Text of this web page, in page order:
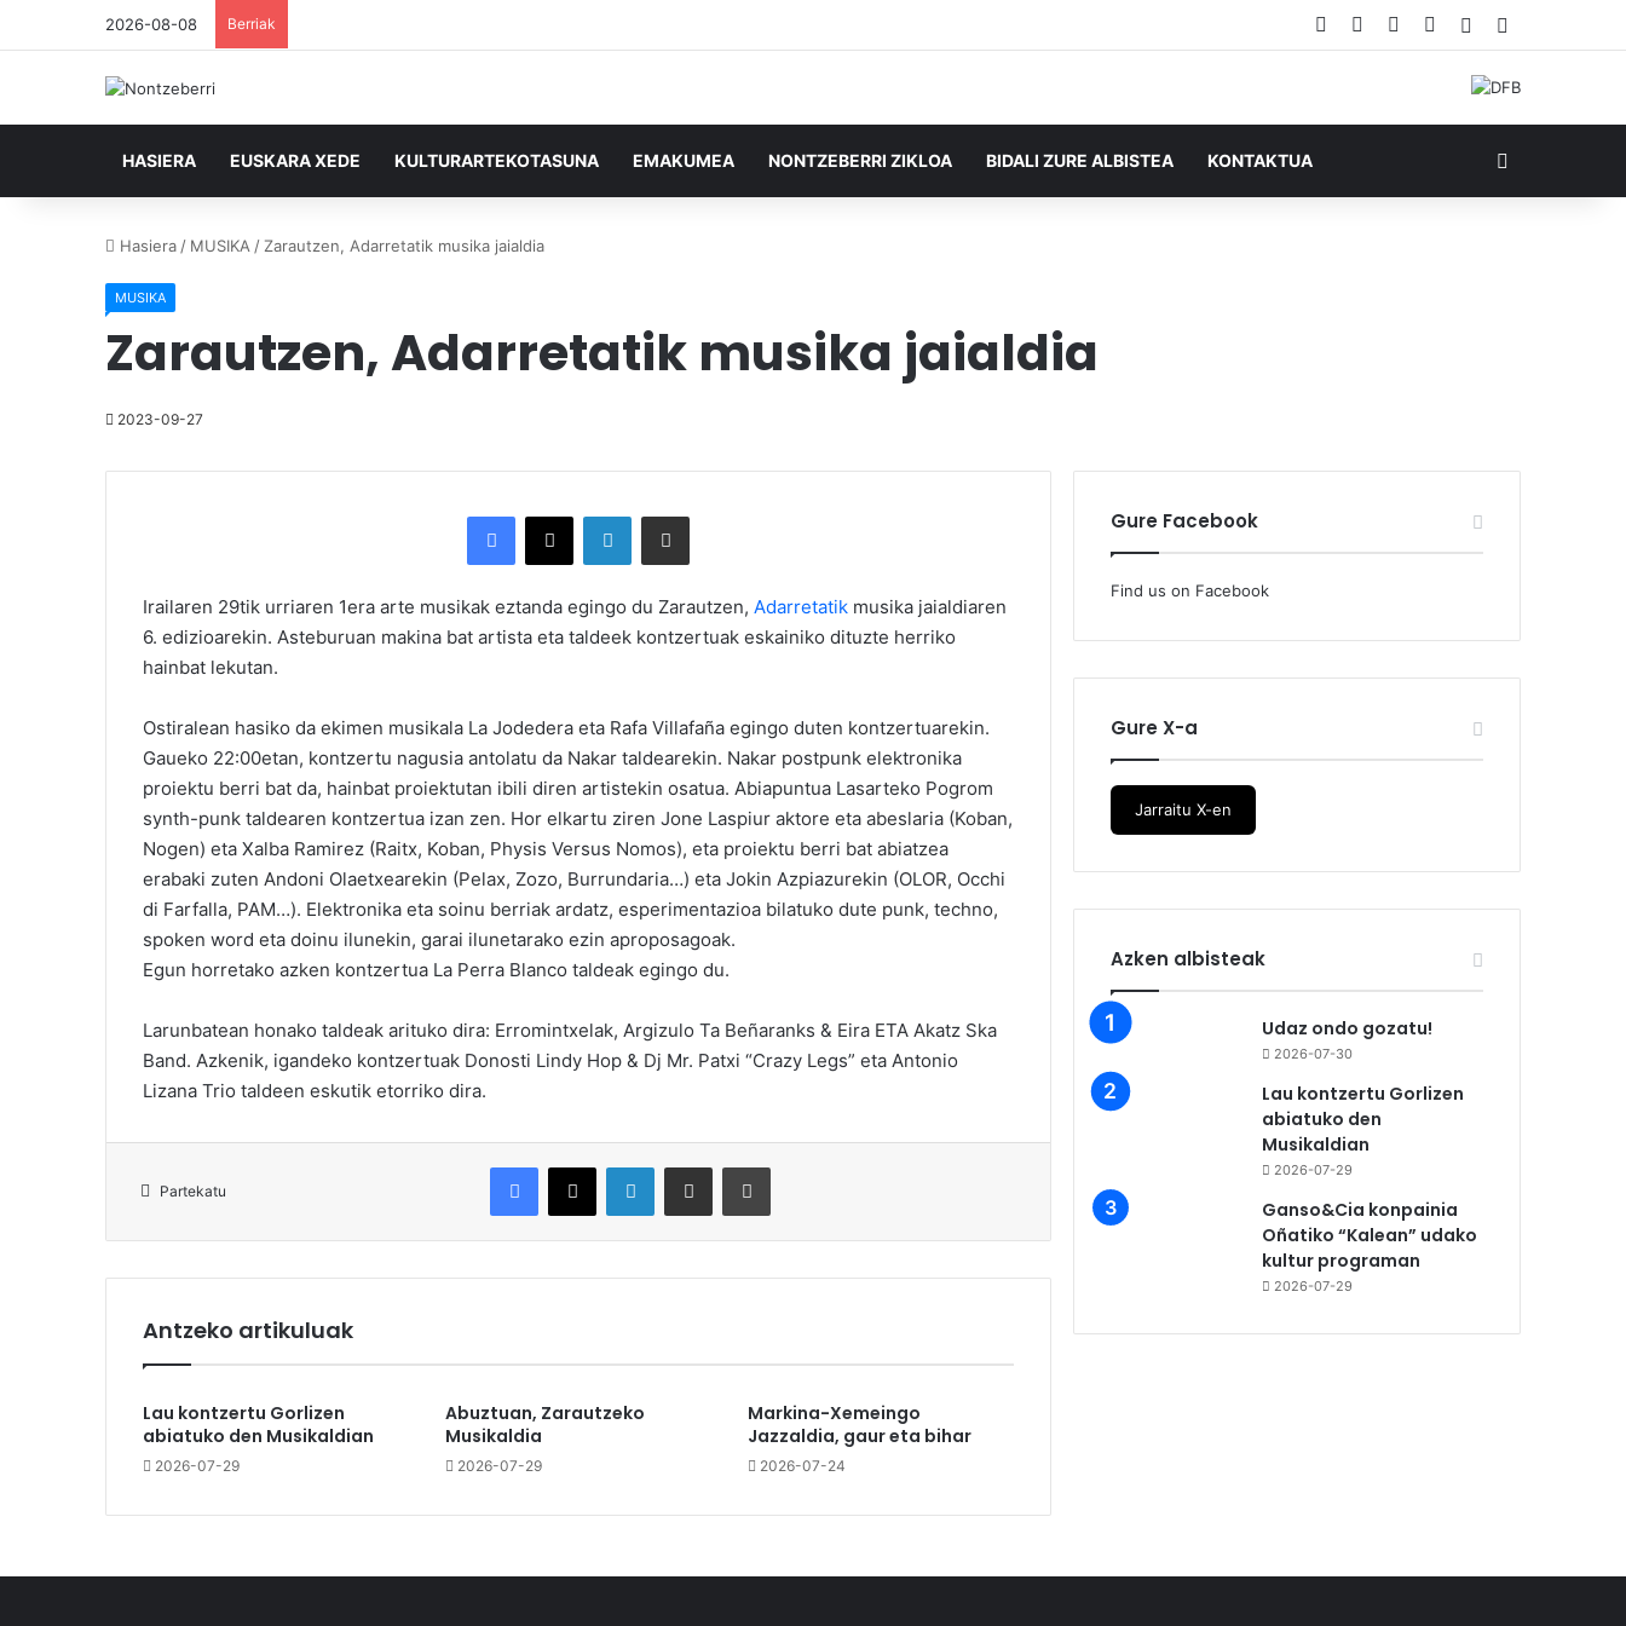
2026-08-08 Berriak Facebook YouTube
RSS Ausazko
HASIERA EUSKARA XEDE KULTURARTEKOTASUNA EMAKUMEA NONTZEBERRI ZIKLOA BIDALI ZURE ALBISTEA KONTAKTUA
Hasiera / MUSIKA / Zarautzen, Adarretatik musika jaialdia
MUSIKA
Zarautzen, Adarretatik musika jaialdia
2023-09-27
Irailaren 29tik urriaren 1era arte musikak eztanda egingo du Zarautzen, Adarretatik musika jaialdiaren
6. edizioarekin. Asteburuan makina bat artista eta taldeek kontzertuak eskainiko dituzte herriko
hainbat lekutan.
Ostiralean hasiko da ekimen musikala La Jodedera eta Rafa Villafaña egingo duten kontzertuarekin.
Gaueko 22:00etan, kontzertu nagusia antolatu da Nakar taldearekin. Nakar postpunk elektronika
proiektu berri bat da, hainbat proiektutan ibili diren artistekin osatua. Abiapuntua Lasarteko Pogrom
synth-punk taldearen kontzertua izan zen. Hor elkartu ziren Jone Laspiur aktore eta abeslaria (Koban,
Nogen) eta Xalba Ramirez (Raitx, Koban, Physis Versus Nomos), eta proiektu berri bat abiatzea
erabaki zuten Andoni Olaetxearekin (Pelax, Zozo, Burrundaria…) eta Jokin Azpiazurekin (OLOR, Occhi
di Farfalla, PAM…). Elektronika eta soinu berriak ardatz, esperimentazioa bilatuko dute punk, techno,
spoken word eta doinu ilunekin, garai ilunetarako ezin aproposagoak.
Egun horretako azken kontzertua La Perra Blanco taldeak egingo du.
Larunbatean honako taldeak arituko dira: Erromintxelak, Argizulo Ta Beñaranks & Eira ETA Akatz Ska
Band. Azkenik, igandeko kontzertuak Donosti Lindy Hop & Dj Mr. Patxi “Crazy Legs” eta Antonio
Lizana Trio taldeen eskutik etorriko dira.
Partekatu
Antzeko artikuluak
Lau kontzertu Gorlizen
abiatuko den Musikaldian
2026-07-29
Abuztuan, Zarautzeko
Musikaldia
2026-07-29
Markina-Xemeingo
Jazzaldia, gaur eta bihar
2026-07-24
Gure Facebook
Find us on Facebook
Gure X-a
Jarraitu X-en
Azken albisteak
Udaz ondo gozatu!
2026-07-30
Lau kontzertu Gorlizen
abiatuko den
Musikaldian
2026-07-29
Ganso&Cia konpainia
Oñatiko “Kalean” udako
kultur programan
2026-07-29